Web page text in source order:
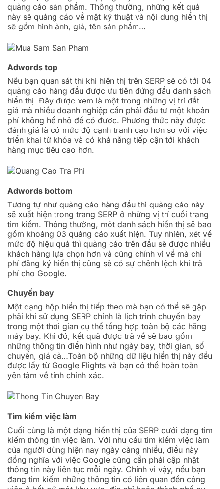
quảng cáo sản phẩm. Thông thường, những kết quả
này sẽ quảng cáo về mặt kỹ thuật và nội dung hiển thị
sẽ gồm hình ảnh, giá, tên sản phẩm…
Adwords top
Nếu bạn quan sát thì khi hiển thị trên SERP sẽ có tới 04
quảng cáo hàng đầu được ưu tiên đứng đầu danh sách
hiển thị. Đây được xem là một trong những vị trí đắt
giá mà nhiều doanh nghiệp cần phải đầu tư một khoản
phí không hề nhỏ để có được. Phương thức này được
đánh giá là có mức độ cạnh tranh cao hơn so với việc
triển khai từ khóa và có khả năng tiếp cận tới khách
hàng mục tiêu cao hơn.
Adwords bottom
Tương tự như quảng cáo hàng đầu thì quảng cáo này
sẽ xuất hiện trong trang SERP ở những vị trí cuối trang
tìm kiếm. Thông thường, một danh sách hiển thị sẽ bao
gồm khoảng 03 quảng cáo xuất hiện. Tuy nhiên, xét về
mức độ hiệu quả thì quảng cáo trên đầu sẽ được nhiều
khách hàng lựa chọn hơn và cũng chính vì về mà chi
phí đăng ký hiển thị cũng sẽ có sự chênh lệch khi trả
phí cho Google.
Chuyến bay
Một dạng hộp hiển thị tiếp theo mà bạn có thể sẽ gặp
phải khi sử dụng SERP chính là lịch trình chuyến bay
trong một thời gian cụ thể tổng hợp toàn bộ các hãng
máy bay. Khi đó, kết quả được trả về sẽ bao gồm
những thông tin điển hình như ngày bay, thời gian, số
chuyến, giá cả…Toàn bộ những dữ liệu hiển thị này đều
được lấy từ Google Flights và bạn có thể hoàn toàn
yên tâm về tính chính xác.
Tìm kiếm việc làm
Cuối cùng là một dạng hiển thị của SERP dưới dạng tìm
kiếm thông tin việc làm. Với nhu cầu tìm kiếm việc làm
của người dùng hiện nay ngày càng nhiều, điều này
đồng nghĩa với việc Google cũng cần phải cập nhật
thông tin này liên tục mỗi ngày. Chính vì vậy, nếu bạn
đang tìm kiếm những thông tin có liên quan đến công